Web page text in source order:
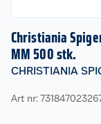
Christiania
MM 500 stk.
CHRISTIANIA
Art nr: